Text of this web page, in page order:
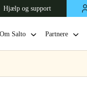
Hjælp og support
Om Salto Partnere